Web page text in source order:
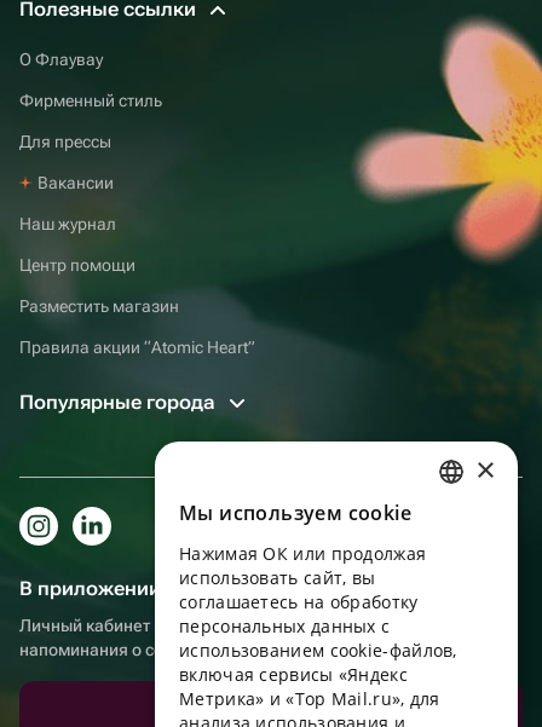
Полезные ссылки
О Флаувау
Фирменный стиль
Для прессы
Вакансии
Наш журнал
Центр помощи
Разместить магазин
Правила акции “Atomic Heart”
Популярные города
В приложении еще удобнее!
Личный кабинет получателя, больше бонусов за покупки и
напоминания о событиях
Скачать приложение
ENGLISH
UKRAINIAN
PORTUGUESE
×
Мы используем сookie
Нажимая ОК или продолжая
использовать сайт, вы
соглашаетесь на обработку
персональных данных с
использованием cookie-файлов,
включая сервисы «Яндекс
Метрика» и «Top Mail.ru», для